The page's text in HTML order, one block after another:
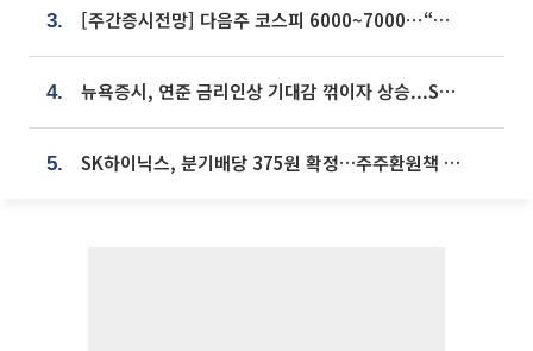
3. [주간증시전망] 다음주 코스피 6000~7000⋯“外人 수급은 정책이 변수”
4. 뉴욕증시, 연준 금리인상 기대감 꺾이자 상승...S&P500 사상 최고치 [종합]
5. SK하이닉스, 분기배당 375원 확정…주주환원책 9월로 앞당겨 발표